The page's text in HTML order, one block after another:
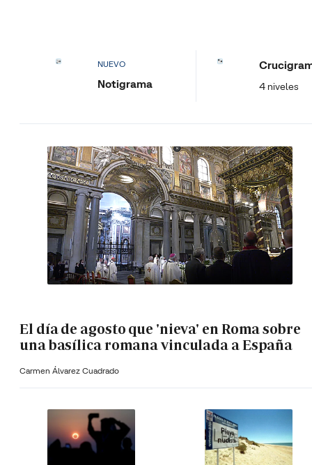
NUEVO
Notigrama 4 niveles
El día de agosto que 'nieva' en Roma sobre
una basílica romana vinculada a España
Carmen Álvarez Cuadrado